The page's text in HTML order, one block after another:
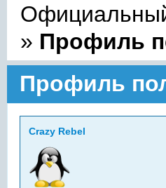
» Профиль
Профиль
Crazy Rebel